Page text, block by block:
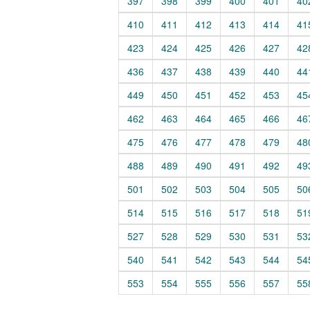
410
411 412 413 414
423
424 425 426 427
436
437 438 439 440
449
450 451 452 453
462
463 464 465 466
475
476 477 478 479
488
489 490 491 492
501
502 503 504 505
514
515 516 517 518
527
528 529 530 531
540
541 542 543 544
553
554 555 556 557